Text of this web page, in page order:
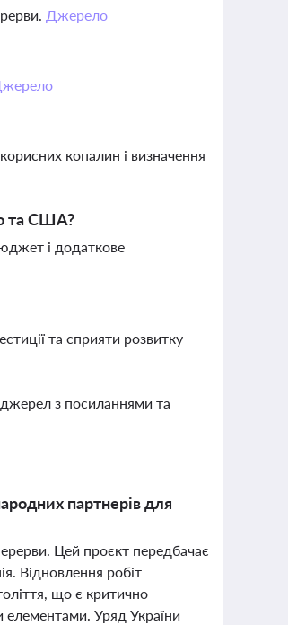
Джерело
копалин і визначення
та США?
і додаткове
та сприяти розвитку
з посиланнями та
партнерів для
Цей проєкт передбачає
Відновлення робіт
що є критично
елементами. Уряд України